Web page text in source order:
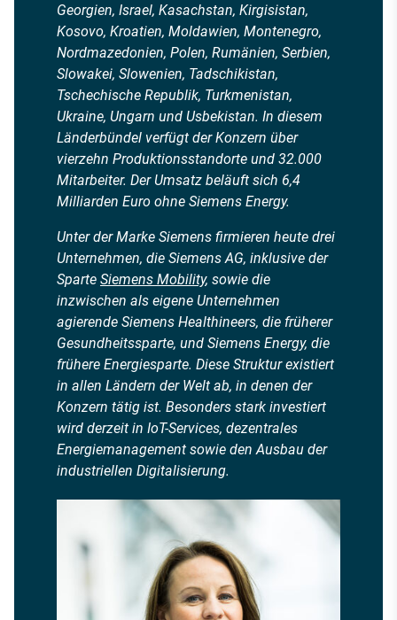
Georgien, Israel, Kasachstan, Kirgisistan,
Kosovo, Kroatien, Moldawien, Montenegro,
Nordmazedonien, Polen, Rumänien, Serbien,
Slowakei, Slowenien, Tadschikistan,
Tschechische Republik, Turkmenistan,
Ukraine, Ungarn und Usbekistan. In diesem
Länderbündel verfügt der Konzern über
vierzehn Produktionsstandorte und 32.000
Mitarbeiter. Der Umsatz beläuft sich 6,4
Milliarden Euro ohne Siemens Energy.
Unter der Marke Siemens firmieren heute drei
Unternehmen, die Siemens AG, inklusive der
Sparte Siemens Mobility, sowie die
inzwischen als eigene Unternehmen
agierende Siemens Healthineers, die früherer
Gesundheitssparte, und Siemens Energy, die
frühere Energiesparte. Diese Struktur existiert
in allen Ländern der Welt ab, in denen der
Konzern tätig ist. Besonders stark investiert
wird derzeit in IoT-Services, dezentrales
Energiemanagement sowie den Ausbau der
industriellen Digitalisierung.